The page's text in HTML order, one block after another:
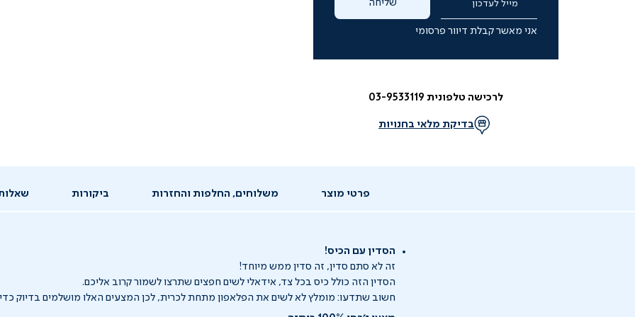
מייל לעדכון
אני מאשר קבלת דיוור פרסומי
שליחה
לרכישה טלפונית 03-9533119
בדיקת מלאי בחנויות
פרטי מוצר משלוחים, החלפות והחזרות ביקורות
הסדין עם הכיס!
זה לא סתם סדין, זה סדין ממש מיוחד!
הסדין הזה כולל כיס בכל צד, אידאלי לשים חפצים שתרצו לשמור קרוב אליכם.
חשוב שתדעו: מומלץ לא לשים את הפלאפון מתחת לכרית, לכן המצעים האלו מושלמים בדיוק